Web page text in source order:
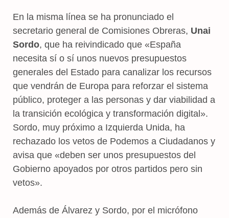
En la misma línea se ha pronunciado el
secretario general de Comisiones Obreras, Unai
Sordo, que ha reivindicado que «España
necesita sí o sí unos nuevos presupuestos
generales del Estado para canalizar los recursos
que vendrán de Europa para reforzar el sistema
público, proteger a las personas y dar viabilidad a
la transición ecológica y transformación digital».
Sordo, muy próximo a Izquierda Unida, ha
rechazado los vetos de Podemos a Ciudadanos y
avisa que «deben ser unos presupuestos del
Gobierno apoyados por otros partidos pero sin
vetos».
Además de Álvarez y Sordo, por el micrófono